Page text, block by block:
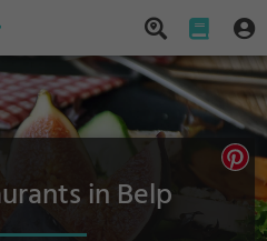
in Belp